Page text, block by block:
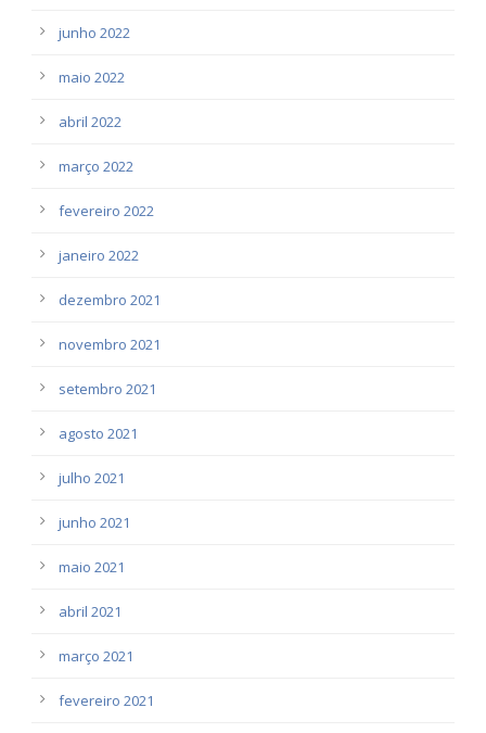
junho 2022
maio 2022
abril 2022
março 2022
fevereiro 2022
janeiro 2022
dezembro 2021
novembro 2021
setembro 2021
agosto 2021
julho 2021
junho 2021
maio 2021
abril 2021
março 2021
fevereiro 2021